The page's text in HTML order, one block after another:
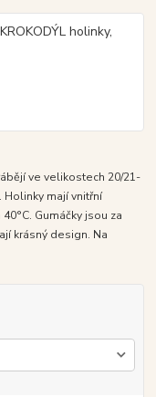
ve velikostech 20/21-
Holinky mají vnitřní
Gumáčky jsou za
krásný design. Na